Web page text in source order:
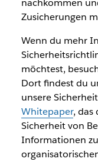
nachkommen
Zusicherungen
Wenn du mehr
möchtest,
Dort findest du
unsere
Whitepaper, das
Sicherheit von
Informationen